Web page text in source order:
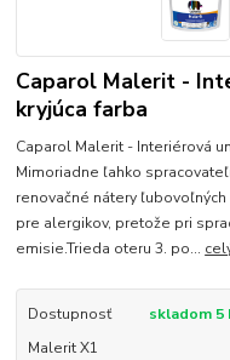
Caparol Malerit -
kryjúca farba
Caparol Malerit - Interiérová
Mimoriadne ľahko
renovačné nátery
pre alergikov, pretože pri
emisie.Trieda oteru 3. po...
Dostupnosť
skladom 5
Malerit X1